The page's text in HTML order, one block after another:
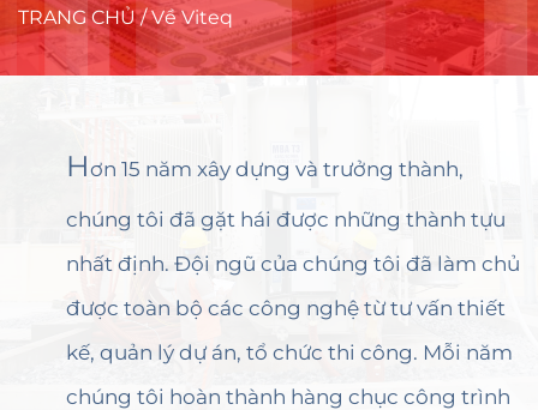
TRANG CHỦ/ Về Viteq
Hơn 15 năm xây dựng và trưởng thành,
chúng tôi đã gặt hái được những thành tựu
nhất định. Đội ngũ của chúng tôi đã làm chủ
được toàn bộ các công nghệ từ tư vấn thiết
kế, quản lý dự án, tổ chức thi công. Mỗi năm
chúng tôi hoàn thành hàng chục công trình